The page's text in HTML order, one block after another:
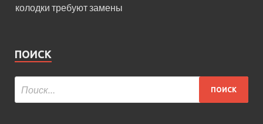
колодки требуют замены
ПОИСК